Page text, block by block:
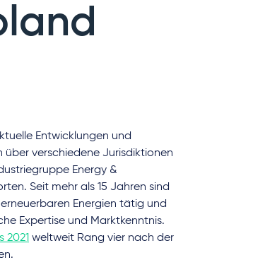
Entwicklungen und
über verschiedene Jurisdiktionen
Energy &
Seit mehr als 15 Jahren sind
Energien tätig und
Expertise und Marktkenntnis.
2021 weltweit Rang vier nach der